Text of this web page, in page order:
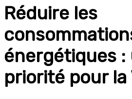
Réduire les
énergétiques :
priorité pour la